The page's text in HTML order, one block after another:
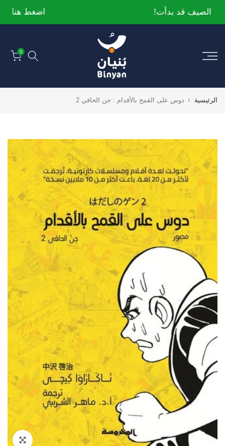
الانتقال
إلى
اضغط هنا لمشاهدة العروض
0
الرئيسية دوس على القمح بالأقدام : جن الحافي 2
انقر للتكبير